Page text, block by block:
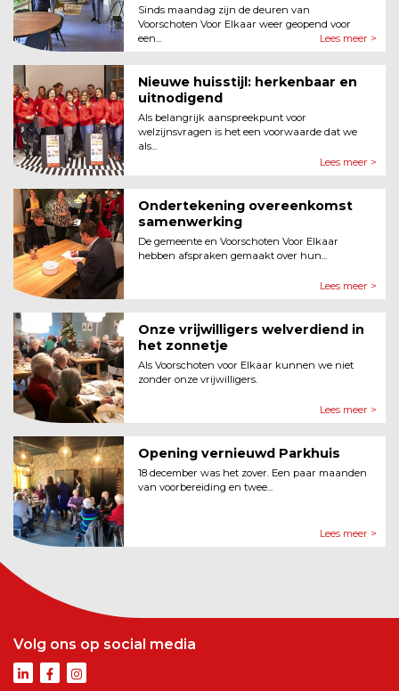
Sinds maandag zijn de deuren van
Voorschoten Voor Elkaar weer geopend voor
een...
Lees meer >
Nieuwe huisstijl: herkenbaar en
uitnodigend
Als belangrijk aanspreekpunt voor
welzijnsvragen is het een voorwaarde dat we
als...
Lees meer >
Ondertekening overeenkomst
samenwerking
De gemeente en Voorschoten Voor Elkaar
hebben afspraken gemaakt over hun...
Lees meer >
Onze vrijwilligers welverdiend in
het zonnetje
Als Voorschoten voor Elkaar kunnen we niet
zonder onze vrijwilligers.
Lees meer >
Opening vernieuwd Parkhuis
18 december was het zover. Een paar maanden
van voorbereiding en twee...
Lees meer >
Volg ons op social media